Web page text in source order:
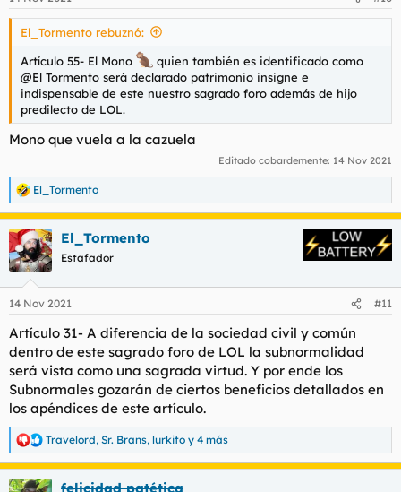
leve de 2 días
moderado
grave de 15 días
muy grave
e
s
El_Tormento rebuznó:
Artículo 55- El Mono
quien también es identificado como
@El Tormento será declarado patrimonio insigne e
indispensable de este nuestro sagrado foro además de hijo
predilecto de LOL.
Mono que vuela a la cazuela
Editado cobardemente: 14 Nov 2021
R
e
a
c
c
i
e
:
El_Tormento
El_Tormento
Estafador
14 Nov 2021 #11
Artículo 31- A diferencia de la sociedad civil y común
dentro de este sagrado foro de LOL la subnormalidad
será vista como una sagrada virtud. Y por ende los
Subnormales gozarán de ciertos beneficios detallados en
los apéndices de este artículo.
R
e
a
c
Travelord, Sr. Brans, lurkito y 4 más
felicidad patética